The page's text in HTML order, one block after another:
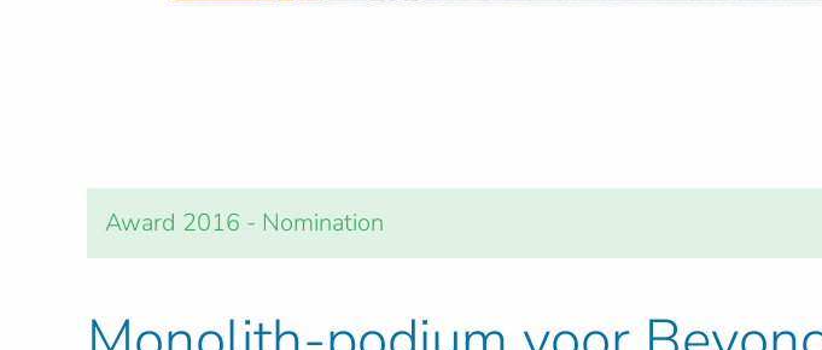
Award 2016 - Nomination